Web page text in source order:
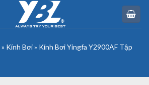
» Kính Bơi» Kính Bơi Yingfa Y2900AF Tập